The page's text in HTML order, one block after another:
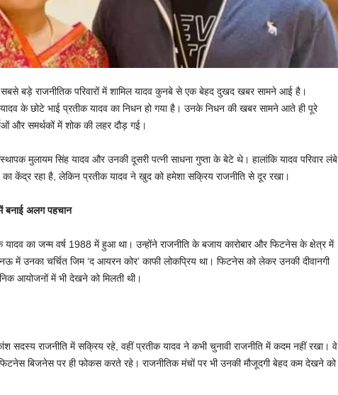
बड़े राजनीतिक परिवारों में शामिल यादव कुनबे से एक बेहद दुखद खबर सामने आई है।
यादव के छोटे भाई प्रतीक यादव का निधन हो गया है। उनके निधन की खबर सामने आते ही पूरे
और समर्थकों में शोक की लहर दौड़ गई।
मुलायम सिंह यादव और उनकी दूसरी पत्नी साधना गुप्ता के बेटे थे। हालांकि यादव परिवार लंबे
का केंद्र रहा है, लेकिन प्रतीक यादव ने खुद को हमेशा सक्रिय राजनीति से दूर रखा।
बनाई अलग पहचान
का जन्म वर्ष 1988 में हुआ था। उन्होंने राजनीति के बजाय कारोबार और फिटनेस के क्षेत्र में
में उनका चर्चित जिम ‘द आयरन कोर’ काफी लोकप्रिय था। फिटनेस को लेकर उनकी दीवानगी
आयोजनों में भी देखने को मिलती थी।
राजनीति में सक्रिय रहे, वहीं प्रतीक यादव ने कभी चुनावी राजनीति में कदम नहीं रखा। वे
बिजनेस पर ही फोकस करते रहे। राजनीतिक मंचों पर भी उनकी मौजूदगी बेहद कम देखने को